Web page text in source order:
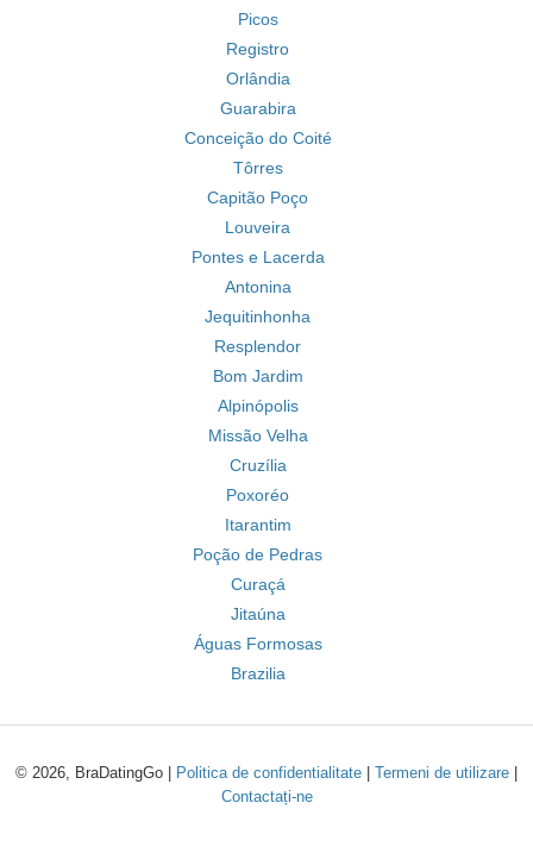
Picos
Registro
Orlândia
Guarabira
Conceição do Coité
Tôrres
Capitão Poço
Louveira
Pontes e Lacerda
Antonina
Jequitinhonha
Resplendor
Bom Jardim
Alpinópolis
Missão Velha
Cruzília
Poxoréo
Itarantim
Poção de Pedras
Curaçá
Jitaúna
Águas Formosas
Brazilia
© 2026, BraDatingGo | Politica de confidentialitate Termeni de utilizare
Contactați-ne